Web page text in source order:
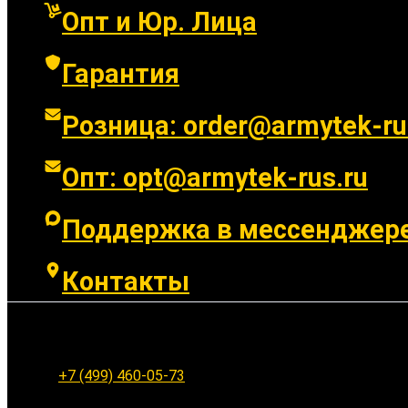
Опт и Юр. Лица
Гарантия
Розница: order@armytek-
Опт: opt@armytek-rus.ru
Поддержка в
Контакты
+7 (499) 460-05-73